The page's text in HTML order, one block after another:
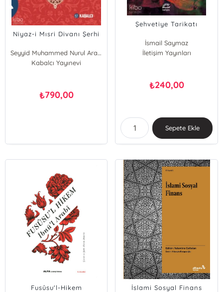
Niyaz-i Mısri Divanı Şerhi
Seyyid Muhammed Nurul Arabi
Kabalcı Yayınevi
₺790,00
Şehvetiye Tarikatı
İsmail Saymaz
İletişim Yayınları
₺240,00
Sepete Ekle
Fusûsu'l-Hikem İslami Sosyal Finans